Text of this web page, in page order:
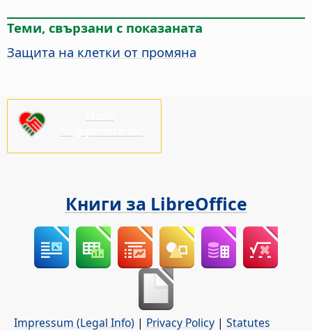
Теми, свързани с показаната
Защита на клетки от промяна
Книги за LibreOffice
Impressum (Legal Info) | Privacy Policy | Statutes